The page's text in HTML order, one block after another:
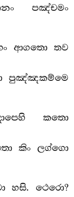
පඤ්චමං
ආගතො තව
පුඤ්ඤකම්මෙ
කතො
කිං ලග්ගො
හසි. ථෙරො?